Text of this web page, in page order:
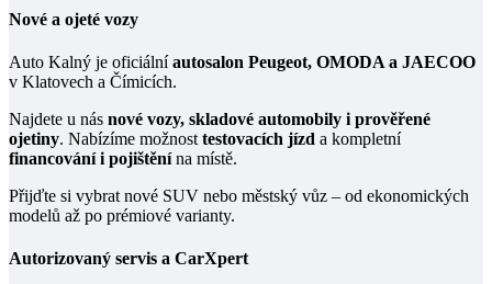
Nové a ojeté vozy
Auto Kalný je oficiálníautosalon Peugeot, OMODA a JAECOO
v Klatovech a Čímicích.
Najdete u nás nové vozy, skladové automobily i prověřené
ojetiny. Nabízíme možnost testovacích jízd a kompletní
financování i pojištěnína místě.
Přijďte si vybrat nové SUV nebo městský vůz – od ekonomických
modelů až po prémiové varianty.
Autorizovaný servis a CarXpert